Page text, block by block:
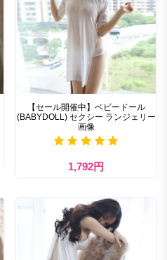
【セール開催中】ベビードール
(BABYDOLL) セクシー ランジェリー
画像
1,792円